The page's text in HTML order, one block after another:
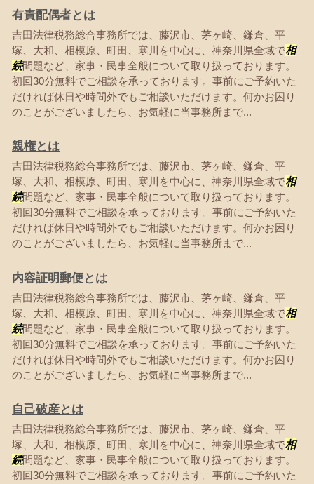
有責配偶者とは
吉田法律税務総合事務所では、藤沢市、茅ヶ崎、鎌倉、平
塚、大和、相模原、町田、寒川を中心に、神奈川県全域で相
続問題など、家事・民事全般について取り扱っております。
初回30分無料でご相談を承っております。事前にご予約いた
だければ休日や時間外でもご相談いただけます。何かお困り
のことがございましたら、お気軽に当事務所まで...
親権とは
吉田法律税務総合事務所では、藤沢市、茅ヶ崎、鎌倉、平
塚、大和、相模原、町田、寒川を中心に、神奈川県全域で相
続問題など、家事・民事全般について取り扱っております。
初回30分無料でご相談を承っております。事前にご予約いた
だければ休日や時間外でもご相談いただけます。何かお困り
のことがございましたら、お気軽に当事務所まで...
内容証明郵便とは
吉田法律税務総合事務所では、藤沢市、茅ヶ崎、鎌倉、平
塚、大和、相模原、町田、寒川を中心に、神奈川県全域で相
続問題など、家事・民事全般について取り扱っております。
初回30分無料でご相談を承っております。事前にご予約いた
だければ休日や時間外でもご相談いただけます。何かお困り
のことがございましたら、お気軽に当事務所まで...
自己破産とは
吉田法律税務総合事務所では、藤沢市、茅ヶ崎、鎌倉、平
塚、大和、相模原、町田、寒川を中心に、神奈川県全域で相
続問題など、家事・民事全般について取り扱っております。
初回30分無料でご相談を承っております。事前にご予約いた